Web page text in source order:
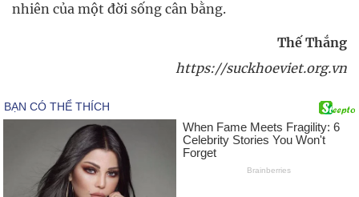
nhiên của một đời sống cân bằng.
Thế Thắng
https://suckhoeviet.org.vn